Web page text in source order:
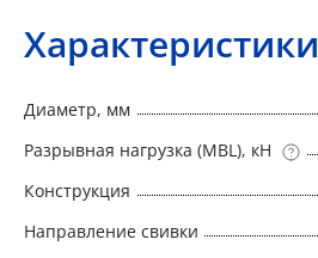
Характеристики
Диаметр, мм
Разрывная нагрузка (MBL), кН
Конструкция
Направление свивки